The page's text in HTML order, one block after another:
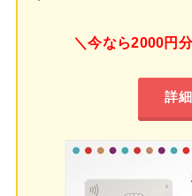
＼今なら2000円
詳